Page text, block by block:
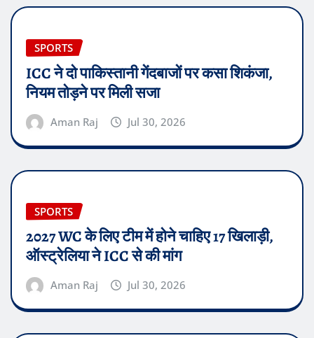
SPORTS
ICC ने दो पाकिस्तानी गेंदबाजों पर कसा शिकंजा,
नियम तोड़ने पर मिली सजा
Aman Raj Jul 30, 2026
SPORTS
2027 WC के लिए टीम में होने चाहिए 17 खिलाड़ी,
ऑस्ट्रेलिया ने ICC से की मांग
Aman Raj Jul 30, 2026